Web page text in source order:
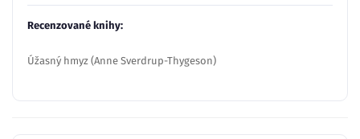
Recenzované knihy:
Úžasný hmyz (Anne Sverdrup-Thygeson)